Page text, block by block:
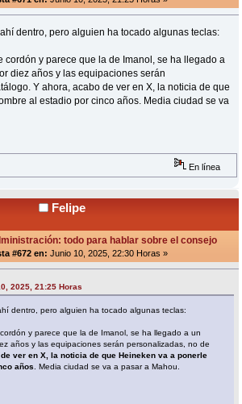
dentro, pero alguien ha tocado algunas teclas:
cordón y parece que la de Imanol, se ha llegado a
diez años y las equipaciones serán
Y ahora, acabo de ver en X, la noticia de que
al estadio por cinco años. Media ciudad se va
En línea
Felipe
todo para hablar sobre el consejo
#672 en: Junio 10, 2025, 22:30 Horas »
2025, 21:25 Horas
dentro, pero alguien ha tocado algunas teclas:
y parece que la de Imanol, se ha llegado a un
años y las equipaciones serán personalizadas, no de
ver en X, la noticia de que Heineken va a ponerle
años
. Media ciudad se va a pasar a Mahou.